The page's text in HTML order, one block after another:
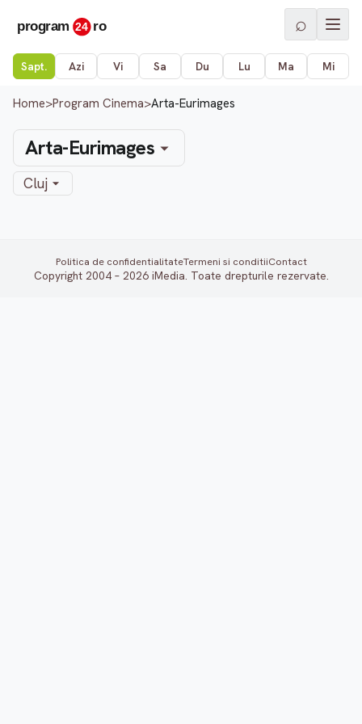
⌕
Sapt. Azi Vi Sa Du Lu Ma Mi
Home>Program Cinema>Arta-Eurimages
Arta-Eurimages
Cluj
Politica de confidentialitateTermeni si conditiiContact
Copyright 2004 – 2026 iMedia. Toate drepturile rezervate.